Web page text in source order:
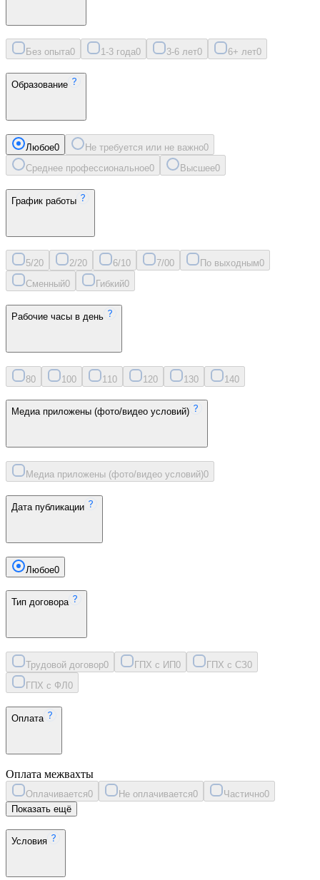
Без опыта0 1-3 года0 3-6 лет0 6+ лет0
Образование
Любое0 Не требуется или не важно0
Среднее профессиональное0 Высшее0
График работы
5/20 2/20 6/10 7/00 По выходным0
Сменный0 Гибкий0
Рабочие часы в день
80 100 11 0 120 130 140
Медиа приложены (фото/видео условий)
Медиа приложены (фото/видео условий)0
Дата публикации
Любое0
Тип договора
Трудовой договор0 ГПХ с ИП0 ГПХ с СЗ0
ГПХ с ФЛ 0
Оплата
Оплата межвахты
Оплачивается0 Не оплачивается0 Частично0
Показать ещё
Условия